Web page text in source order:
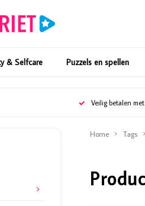
& Selfcare Puzzels en spellen
Veilig betalen
Home Tags